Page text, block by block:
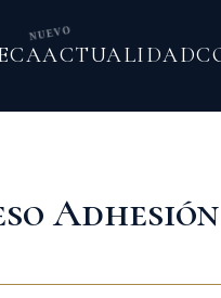
NUEVO
ACTUALIDAD
Adhesión